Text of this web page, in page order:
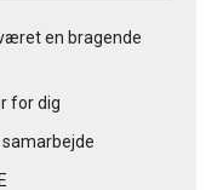
været en bragende
for dig
samarbejde